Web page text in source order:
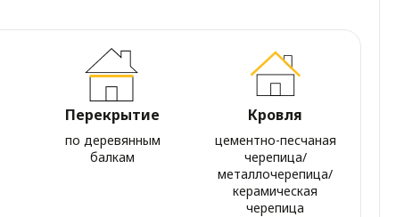
Перекрытие
по деревянным
балкам
Кровля
цементно-песчаная
черепица/
металлочерепица/
керамическая
черепица